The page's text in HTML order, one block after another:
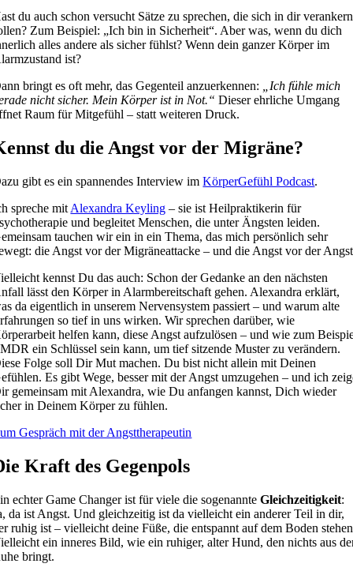
du auch schon versucht Sätze zu sprechen, die sich in dir verankern
Zum Beispiel: „Ich bin in Sicherheit“. Aber was, wenn du dich
alles andere als sicher fühlst? Wenn dein ganzer Körper im
ist?
bringt es oft mehr, das Gegenteil anzuerkennen:
„Ich fühle mich
nicht sicher. Mein Körper ist in Not.“ Dieser ehrliche Umgang
Raum für Mitgefühl – statt weiteren Druck.
du die Angst vor der Migräne?
gibt es ein spannendes Interview imKörperGefühl Podcast.
spreche mit Alexandra Keyling – sie ist Heilpraktikerin für
und begleitet Menschen, die unter Ängsten leiden.
tauchen wir ein in ein Thema, das mich persönlich sehr
die Angst vor der Migräneattacke – und die Angst vor der
kennst Du das auch: Schon der Gedanke an den nächsten
lässt den Körper in Alarmbereitschaft gehen. Alexandra erklärt,
da eigentlich in unserem Nervensystem passiert – und warum alte
so tief in uns wirken. Wir sprechen darüber, wie
helfen kann, diese Angst aufzulösen – und wie zum
ein Schlüssel sein kann, um tief sitzende Muster zu verändern.
Folge soll Dir Mut machen. Du bist nicht allein mit Deinen
Es gibt Wege, besser mit der Angst umzugehen – und ich
gemeinsam mit Alexandra, wie Du anfangen kannst, Dich wieder
in Deinem Körper zu fühlen.
Gespräch mit der Angsttherapeutin
Kraft des Gegenpols
echter Game Changer ist für viele die sogenannteGleichzeitigkeit:
da ist Angst. Und gleichzeitig ist da vielleicht ein anderer Teil in dir,
ruhig ist – vielleicht deine Füße, die entspannt auf dem Boden
ein inneres Bild, wie ein ruhiger, alter Hund, den nichts aus
bringt.